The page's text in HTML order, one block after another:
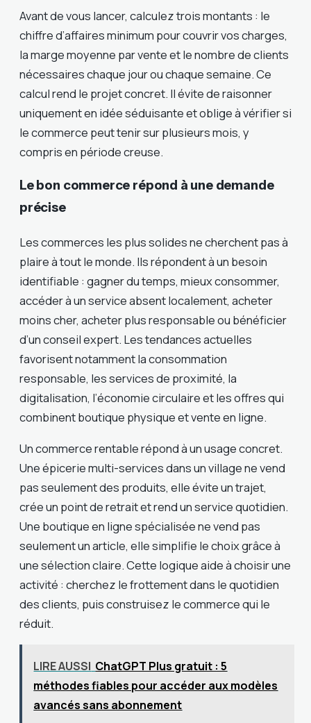
Avant de vous lancer, calculez trois montants : le
chiffre d’affaires minimum pour couvrir vos charges,
la marge moyenne par vente et le nombre de clients
nécessaires chaque jour ou chaque semaine. Ce
calcul rend le projet concret. Il évite de raisonner
uniquement en idée séduisante et oblige à vérifier si
le commerce peut tenir sur plusieurs mois, y
compris en période creuse.
Le bon commerce répond à une demande
précise
Les commerces les plus solides ne cherchent pas à
plaire à tout le monde. Ils répondent à un besoin
identifiable : gagner du temps, mieux consommer,
accéder à un service absent localement, acheter
moins cher, acheter plus responsable ou bénéficier
d’un conseil expert. Les tendances actuelles
favorisent notamment la consommation
responsable, les services de proximité, la
digitalisation, l’économie circulaire et les offres qui
combinent boutique physique et vente en ligne.
Un commerce rentable répond à un usage concret.
Une épicerie multi-services dans un village ne vend
pas seulement des produits, elle évite un trajet,
crée un point de retrait et rend un service quotidien.
Une boutique en ligne spécialisée ne vend pas
seulement un article, elle simplifie le choix grâce à
une sélection claire. Cette logique aide à choisir une
activité : cherchez le frottement dans le quotidien
des clients, puis construisez le commerce qui le
réduit.
LIRE AUSSI ChatGPT Plus gratuit : 5
méthodes fiables pour accéder aux modèles
avancés sans abonnement